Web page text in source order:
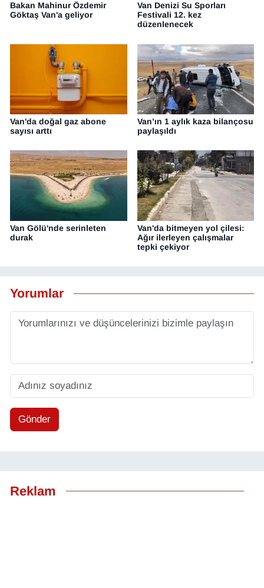
Bakan Mahinur Özdemir
Göktaş Van'a geliyor
Van Denizi Su Sporları
Festivali 12. kez
düzenlenecek
Van'da doğal gaz abone
sayısı arttı
Van’ın 1 aylık kaza bilançosu
paylaşıldı
Van Gölü'nde serinleten
durak
Van'da bitmeyen yol çilesi:
Ağır ilerleyen çalışmalar
tepki çekiyor
Yorumlar
Gönder
Reklam